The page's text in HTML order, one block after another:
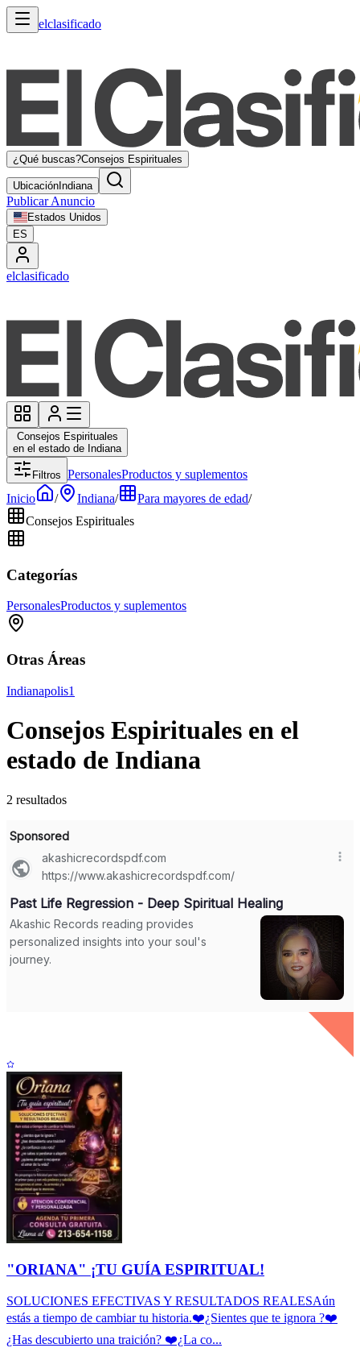
elclasificado
¿Qué buscas?Consejos Espirituales
Ubicación Indiana
Publicar Anuncio
Estados Unidos
ES
elclasificado
Consejos Espirituales
en el estado de Indiana
Filtros PersonalesProductos y suplementos
Inicio
/ Indiana/ Para mayores de edad/
Consejos Espirituales
Categorías
PersonalesProductos y suplementos
Otras Áreas
Indianapolis1
Consejos Espirituales en el
estado de Indiana
2 resultados
"ORIANA" ¡TU GUÍA ESPIRITUAL!
SOLUCIONES EFECTIVAS Y RESULTADOS REALESAún
estás a tiempo de cambiar tu historia.❤️¿Sientes que te ignora ?❤️
¿Has descubierto una traición? ❤️¿La co...